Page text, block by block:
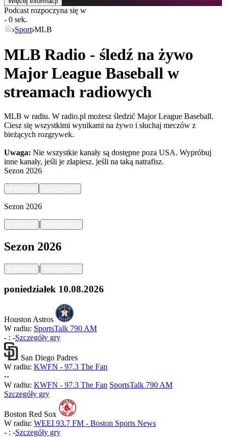
Podcast rozpoczyna się w
- 0 sek.
Sport MLB
MLB Radio - śledź na żywo
Major League Baseball w
streamach radiowych
MLB w radiu. W radio.pl możesz śledzić Major League Baseball.
Ciesz się wszystkimi wynikami na żywo i słuchaj meczów z
bieżących rozgrywek.
Uwaga: Nie wszystkie kanały są dostępne poza USA. Wypróbuj
inne kanały, jeśli je złapiesz. jeśli na taką natrafisz.
Sezon 2026
Sezon 2026
|
Sezon 2026
|
poniedziałek 10.08.2026
Houston Astros
W radiu: SportsTalk 790 AM
- : -Szczegóły gry
San Diego Padres
W radiu: KWFN - 97.3 The Fan
--
W radiu: KWFN - 97.3 The Fan SportsTalk 790 AM
Szczegóły gry
Boston Red Sox
W radiu: WEEI 93.7 FM - Boston Sports News
- : -Szczegóły gry